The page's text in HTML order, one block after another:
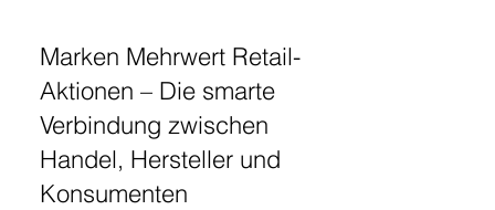
Marken Mehrwert Retail-
Aktionen – Die smarte
Verbindung zwischen
Handel, Hersteller und
Konsumenten